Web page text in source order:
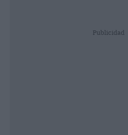
Publicidad